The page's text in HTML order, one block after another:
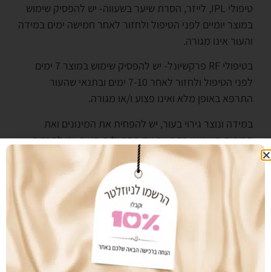
טיפולי IPL, לייזר, הסרת שיער בשעווה- יש להפסיק שימוש
במוצר יומיים לפני הטיפול ולחזור לאחר חמישה ימים במידה
והעור אינו מגורה.
בטיפולי RF פרקשיונל- יש להפסיק שימוש במוצר 7 ימים
לפני הטיפול ולחזור לאחר 7-10 ימים ובתנאי שהעור
התרפא באופן מלא ואינו פצוע ו/או מגורה.
במידה ונוצר גירוי בעור, יש להפחית את המינונים ואת
תכיפות השימוש בתכשיר עד הסתגלות העור, וכן להרבות
בלחות מותאמת.
מעוניינים לרכוש מוצר זה? צרו עימנו קשר:
נייד: 050-3355019